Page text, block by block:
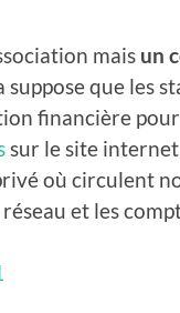
mais un
que
financière
sur le site internet
où circulent
et les